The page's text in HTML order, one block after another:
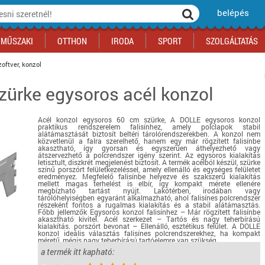
belépés
Sport akciók
Regisztrálj az oldalunkra INGYEN itt ››
Regisztrálj az oldalunkra INGYEN itt ››
MŰSZAKI
Regisztrálj az oldalunkra INGYEN itt ››
OTTHON
Építkezés
Iskolakezdés, papír, írószer
Háziállatok
Bébi
Gyógyászati segédeszköz
Biztonságtechnika
Fűtés
Autó
Ingatlan
Regisztrálj az oldalunkra INGYEN itt ››
IRODA
Regisztrálj az oldalunkra INGYEN itt ››
SPORT
gördeszka, roller
Fitneszközpont
Motor
Regisztrálj az oldalunkra INGYEN itt ››
SZOLGÁLTATÁS
parkolás
Regisztrálj az oldalunkra INGYEN itt ››
sütemények
Regisztrálj az oldalunkra INGYEN itt ››
konzol
egysoros acél konzol
Acél konzol egysoros 60 cm szürke, A DOLLE egysoros konzol
praktikus rendszerelem falisínhez, amely polclapok stabil
alátámasztását biztosít beltéri tárolórendszerekben. A konzol nem
közvetlenül a falra szerelhető, hanem egy már rögzített falisínbe
akasztható, így gyorsan és egyszerűen áthelyezhető vagy
átszervezhető a polcrendszer igény szerint. Az egysoros kialakítás
letisztult, diszkrét megjelenést biztosít. A termék acélból készül, szürke
színű porszórt felületkezeléssel, amely ellenálló és egységes felületet
eredményez. Megfelelő falisínbe helyezve és szakszerű kialakítás
mellett magas terhelést is elbír, így kompakt mérete ellenére
megbízható tartást nyújt. Lakótérben, irodában vagy
tárolóhelyiségben egyaránt alkalmazható, ahol falisínes polcrendszer
részeként fontos a rugalmas kialakítás és a stabil alátámasztás.
Főbb jellemzők Egysoros konzol falisínhez – Már rögzített falisínbe
akasztható kivitel. Acél szerkezet – Tartós és nagy teherbírású
kialakítás. porszórt bevonat – Ellenálló, esztétikus felület. A DOLLE
konzol ideális választás falisínes polcrendszerekhez, ha kompakt
méretű, mégis nagy teherbírású tartóelemre van szükség.
részletek...
a termék itt kapható: